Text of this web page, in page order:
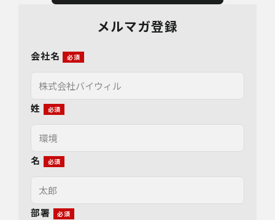
メルマガ登録
会社名
姓
名
部署